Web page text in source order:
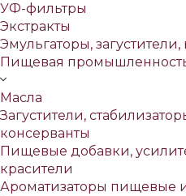
УФ-фильтры
Экстракты
Эмульгаторы, загустители,
Пищевая
Масла
Загустители,
консерванты
Пищевые добавки,
красители
Ароматизаторы пищевые